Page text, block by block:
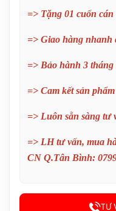
=> Tặng 01 cuốn cán
=> Giao hàng nhanh
=> Bảo hành 3 tháng
=> Cam kết sản
=> Luôn sẵn sàng tư
=> LH tư vấn, mua
CN Q.Tân Bình:
TƯ
Hãng
Cước